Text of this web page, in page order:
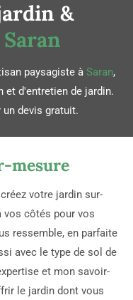
&
Saran
paysagiste à Saran,
et d'entretien de jardin.
un devis gratuit.
mesure
votre jardin sur-
vos côtés pour vos
ressemble, en parfaite
avec le type de sol de
et mon savoir-
le jardin dont vous